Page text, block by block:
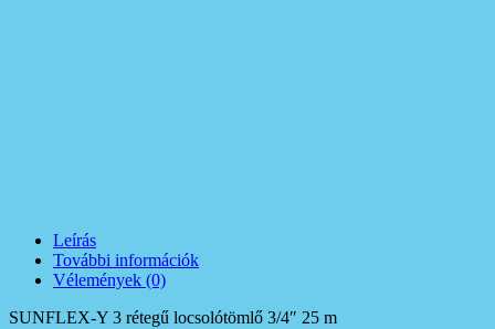
Leírás
További információk
Vélemények (0)
SUNFLEX-Y 3 rétegű locsolótömlő 3/4″ 25 m